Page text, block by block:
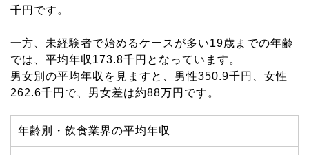
千円です。
一方、未経験者で始めるケースが多い19歳までの年齢
では、平均年収173.8千円となっています。
男女別の平均年収を見ますと、男性350.9千円、女性
262.6千円で、男女差は約88万円です。
年齢別・飲食業界の平均年収